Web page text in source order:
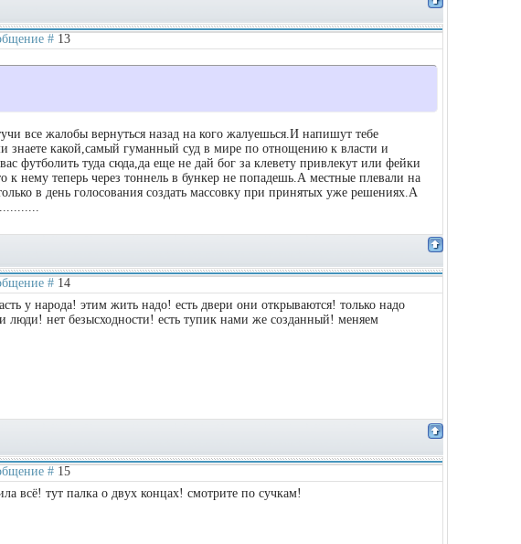
# 13
все жалобы вернуться назад на кого жалуешься.И напишут тебе
знаете какой,самый гуманный суд в мире по отнощению к власти и
футболить туда сюда,да еще не дай бог за клевету привлекут или фейки
к нему теперь через тоннель в бункер не попадешь.А местные плевали на
в день голосования создать массовку при принятых уже решениях.А
# 14
у народа! этим жить надо! есть двери они открываются! только надо
люди! нет безысходности! есть тупик нами же созданный! меняем
# 15
всё! тут палка о двух концах! смотрите по сучкам!